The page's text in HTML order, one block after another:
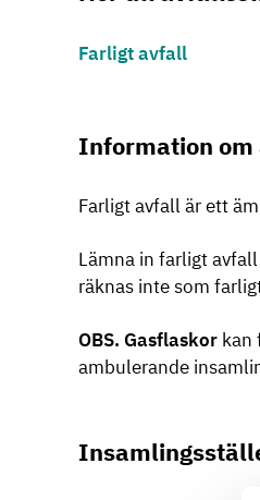
Farligt avfall
Information
Farligt avfall är ett
Lämna in farligt
räknas inte som
OBS. Gasflaskor kan
ambulerande